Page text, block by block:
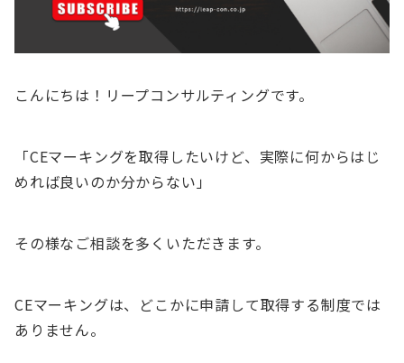
こんにちは！リープコンサルティングです。
「CEマーキングを取得したいけど、実際に何からはじ
めれば良いのか分からない」
その様なご相談を多くいただきます。
CEマーキングは、どこかに申請して取得する制度では
ありません。